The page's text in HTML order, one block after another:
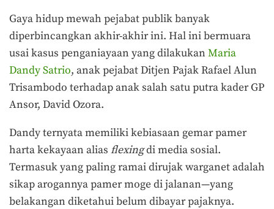
Gaya hidup mewah pejabat publik banyak
diperbincangkan akhir-akhir ini. Hal ini bermuara
usai kasus penganiayaan yang dilakukan Maria
Dandy Satrio, anak pejabat Ditjen Pajak Rafael Alun
Trisambodo terhadap anak salah satu putra kader GP
Ansor, David Ozora.
Dandy ternyata memiliki kebiasaan gemar pamer
harta kekayaan alias flexingdi media sosial.
Termasuk yang paling ramai dirujak warganet adalah
sikap arogannya pamer moge di jalanan—yang
belakangan diketahui belum dibayar pajaknya.